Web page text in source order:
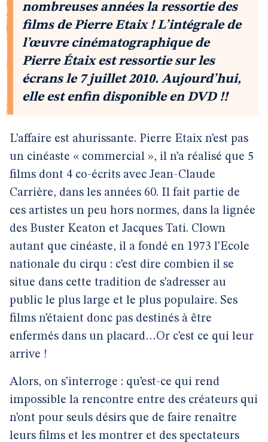
nombreuses années la ressortie des
films de Pierre Etaix ! L’intégrale de
l’œuvre cinématographique de
Pierre Étaix est ressortie sur les
écrans le 7 juillet 2010. Aujourd’hui,
elle est enfin disponible en DVD !!
L’affaire est ahurissante. Pierre Etaix n’est pas
un cinéaste « commercial », il n’a réalisé que 5
films dont 4 co-écrits avec Jean-Claude
Carrière, dans les années 60. Il fait partie de
ces artistes un peu hors normes, dans la lignée
des Buster Keaton et Jacques Tati. Clown
autant que cinéaste, il a fondé en 1973 l’Ecole
nationale du cirqu : c’est dire combien il se
situe dans cette tradition de s’adresser au
public le plus large et le plus populaire. Ses
films n’étaient donc pas destinés à être
enfermés dans un placard…Or c’est ce qui leur
arrive !
Alors, on s’interroge : qu’est-ce qui rend
impossible la rencontre entre des créateurs qui
n’ont pour seuls désirs que de faire renaître
leurs films et les montrer et des spectateurs